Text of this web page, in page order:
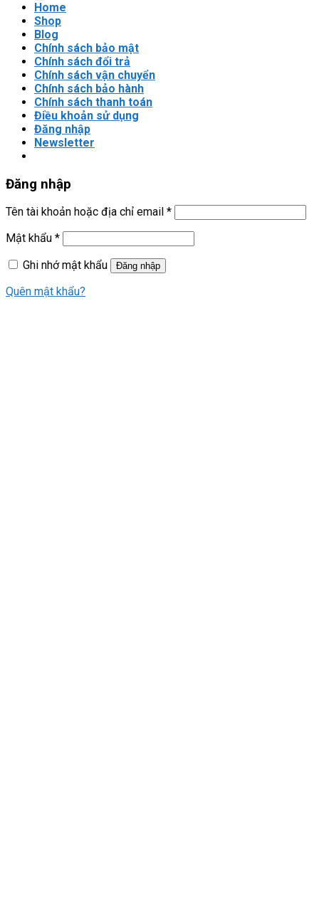
Home
Shop
Blog
Chính sách bảo mật
Chính sách đổi trả
Chính sách vận chuyển
Chính sách bảo hành
Chính sách thanh toán
Điều khoản sử dụng
Đăng nhập
Newsletter
Đăng nhập
Tên tài khoản hoặc địa chỉ email *
Mật khẩu *
Ghi nhớ mật khẩu
Đăng nhập
Quên mật khẩu?